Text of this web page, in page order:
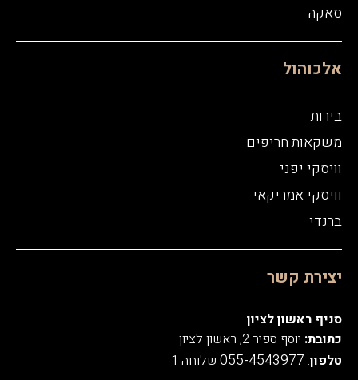
סאקה
אלכוהול
בירות
משקאות חריפים
וויסקי יפני
וויסקי אמריקאי
ברנדי
יצירת קשר
סניף ראשון לציון
כתובת: יוסף ספיר 2, ראשון לציון
טלפון:
055-4543977 שלוחה 1